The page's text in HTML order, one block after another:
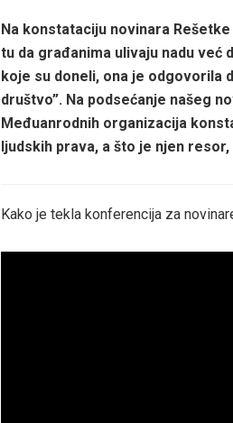
Na konstataciju novinara
tu da građanima ulivaju nadu već
koje su doneli, ona je odgovorila
društvo”. Na podsećanje našeg
Međuanrodnih organizacija
ljudskih prava, a što je njen resor,
Kako je tekla konferencija za